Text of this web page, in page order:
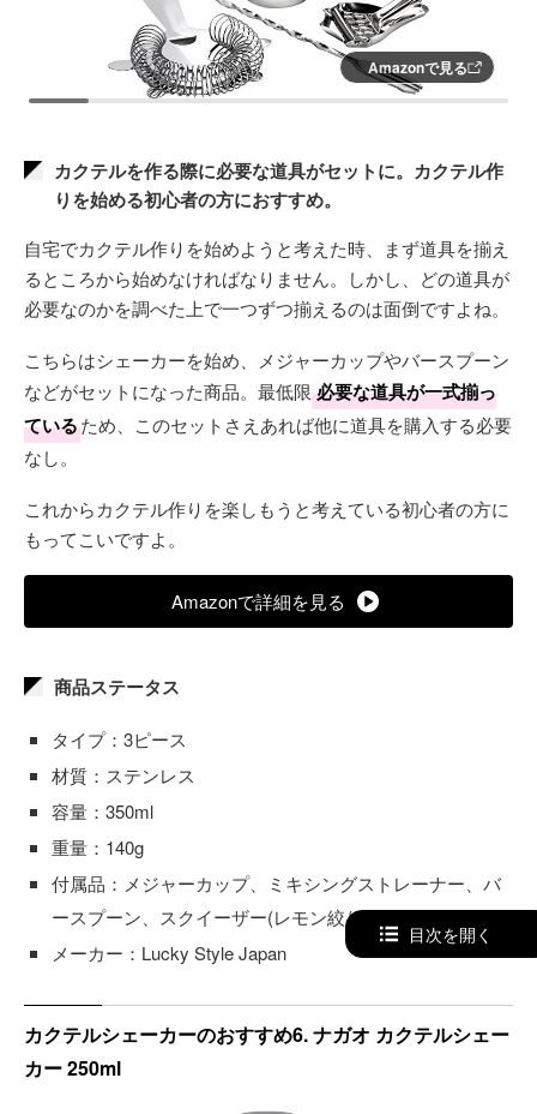
Amazonで見る
カクテルを作る際に必要な道具がセットに。カクテル作
りを始める初心者の方におすすめ。
自宅でカクテル作りを始めようと考えた時、まず道具を揃え
るところから始めなければなりません。しかし、どの道具が
必要なのかを調べた上で一つずつ揃えるのは面倒ですよね。
こちらはシェーカーを始め、メジャーカップやバースプーン
などがセットになった商品。最低限 必要な道具が一式揃っ
ているため、このセットさえあれば他に道具を購入する必要
なし。
これからカクテル作りを楽しもうと考えている初心者の方に
もってこいですよ。
Amazonで詳細を見る
商品ステータス
タイプ：3ピース
材質：ステンレス
容量：350ml
重量：140g
付属品：メジャーカップ、ミキシングストレーナー、バ
ースプーン、スクイーザー(レモン絞り用)
メーカー：Lucky Style Japan
カクテルシェーカーのおすすめ6. ナガオ カクテルシェー
カー 250ml
目次を開く